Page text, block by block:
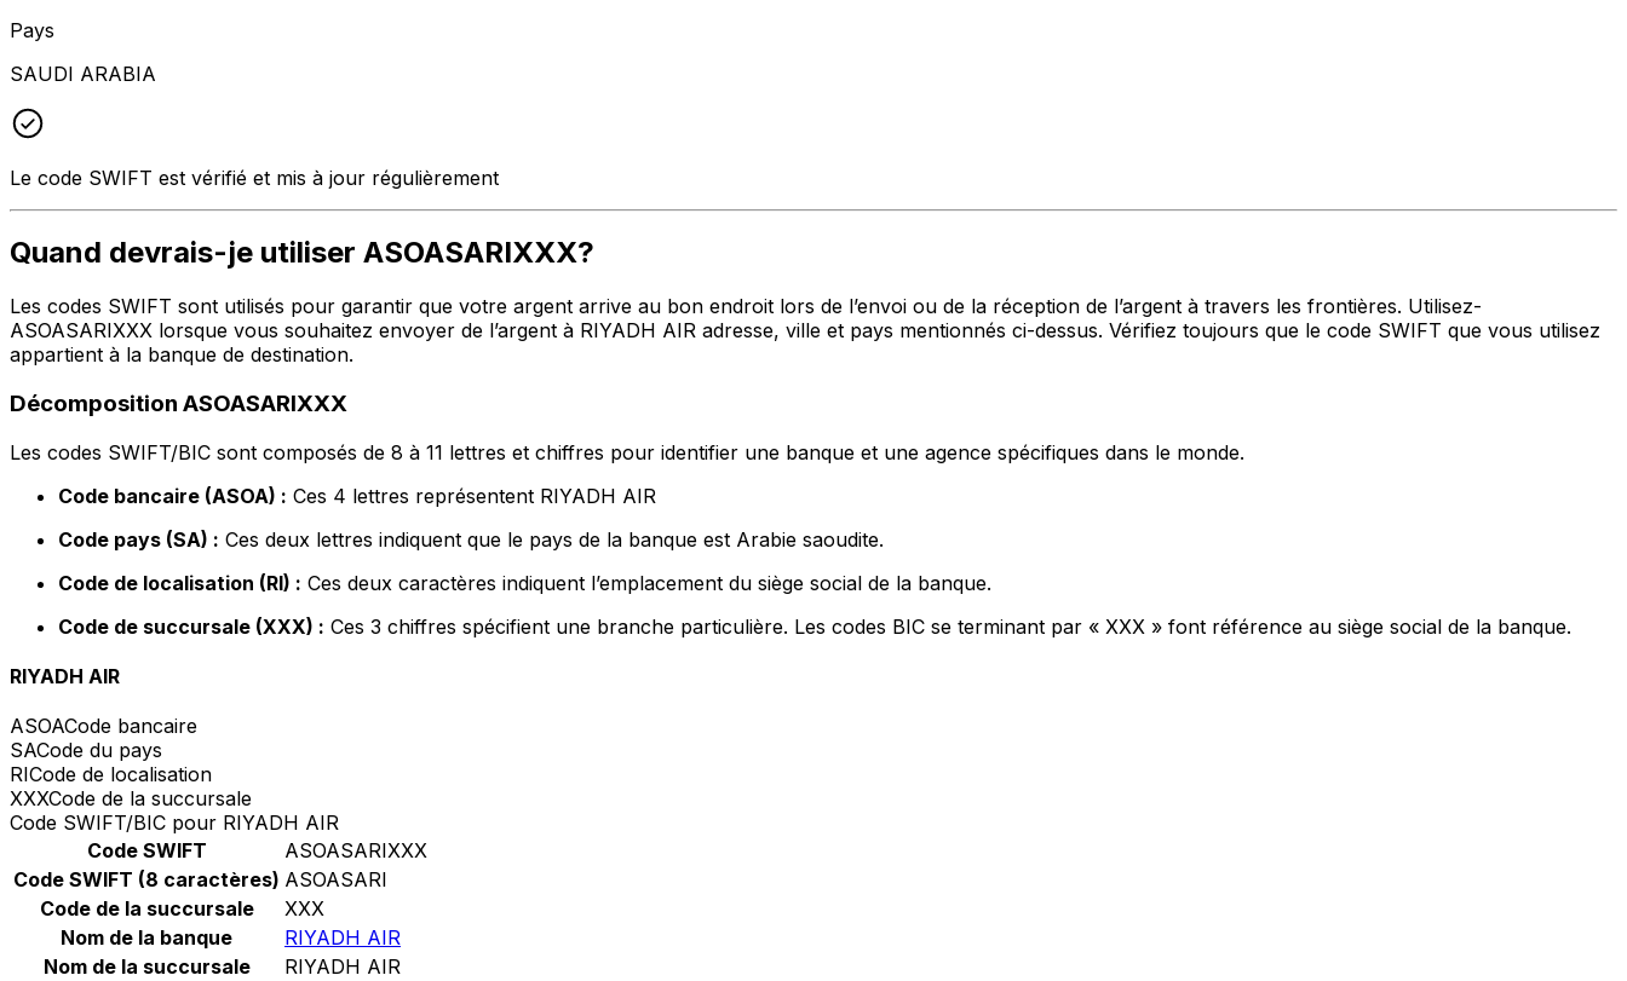
Pays
SAUDI ARABIA
Le code SWIFT est vérifié et mis à jour régulièrement
Quand devrais-je utiliser ASOASARIXXX?
Les codes SWIFT sont utilisés pour garantir que votre argent arrive au bon endroit lors de l’envoi ou de la réception de l’argent à travers les frontières. Utilisez-
ASOASARIXXX lorsque vous souhaitez envoyer de l’argent à RIYADH AIR adresse, ville et pays mentionnés ci-dessus. Vérifiez toujours que le code SWIFT que vous utilisez
appartient à la banque de destination.
Décomposition ASOASARIXXX
Les codes SWIFT/BIC sont composés de 8 à 11 lettres et chiffres pour identifier une banque et une agence spécifiques dans le monde.
Code bancaire (ASOA) : Ces 4 lettres représentent RIYADH AIR
Code pays (SA) : Ces deux lettres indiquent que le pays de la banque est Arabie saoudite.
Code de localisation (RI) : Ces deux caractères indiquent l’emplacement du siège social de la banque.
Code de succursale (XXX) : Ces 3 chiffres spécifient une branche particulière. Les codes BIC se terminant par « XXX » font référence au siège social de la banque.
RIYADH AIR
ASOACode bancaire
SACode du pays
RICode de localisation
XXXCode de la succursale
Code SWIFT/BIC pour RIYADH AIR
Code SWIFT
ASOASARIXXX
Code SWIFT (8 caractères) ASOASARI
Code de la succursale
XXX
Nom de la banque
RIYADH AIR
Nom de la succursale
RIYADH AIR